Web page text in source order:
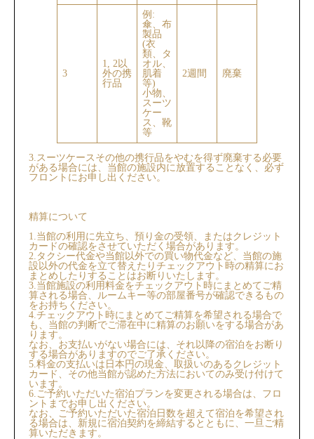
3
1, 2以
外の携
行品
例:
傘、布
製品
(衣
類、タ
オル、
肌着
等)
小物、
スーツ
ケー
ス、靴
等
2週間 廃棄
3.スーツケースその他の携行品をやむを得ず廃棄する必要
がある場合には、当館の施設内に放置することなく、必ず
フロントにお申し出ください。
精算について
1.当館の利用に先立ち、預り金の受領、またはクレジット
カードの確認をさせていただく場合があります。
2.タクシー代金や当館以外での買い物代金など、当館の施
設以外の代金を立て替えたりチェックアウト時の精算にお
まとめしたりすることはお断りいたします。
3.当館施設の利用料金をチェックアウト時にまとめてご精
算される場合、ルームキー等の部屋番号が確認できるもの
をお持ちください。
4.チェックアウト時にまとめてご精算を希望される場合で
も、当館の判断でご滞在中に精算のお願いをする場合があ
ります。
なお、お支払いがない場合には、それ以降の宿泊をお断り
する場合がありますのでご了承ください。
5.料金の支払いは日本円の現金、取扱いのあるクレジット
カード、その他当館が認めた方法においてのみ受け付けて
います。
6.ご予約いただいた宿泊プランを変更される場合は、フロ
ントまでお申し出ください。
なお、ご予約いただいた宿泊日数を超えて宿泊を希望され
る場合は、新規に宿泊契約を締結するとともに、一旦ご精
算いただきます。